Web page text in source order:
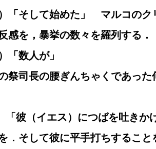
）「そして始めた」　マルコの
感を，暴挙の数々を羅列する．
「数人が」
祭司長の腰ぎんちゃくであった
「彼（イエス）につばを吐き
．そして彼に平手打ちするこ